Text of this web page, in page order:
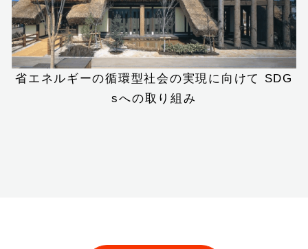
省エネルギーの循環型社会の実現に向けて SDG
sへの取り組み